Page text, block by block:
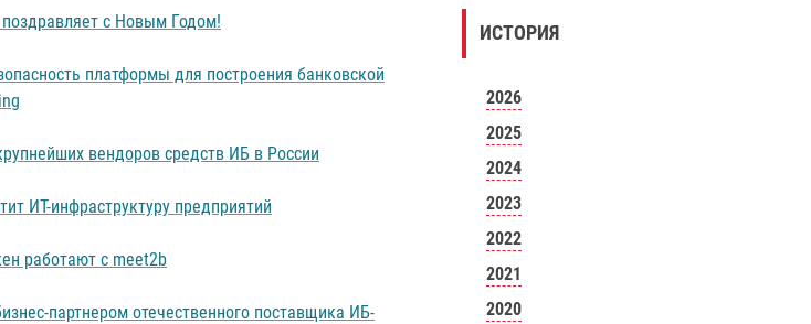
с Новым Годом!
платформы для построения банковской
вендоров средств ИБ в России
ИТ-инфраструктуру предприятий
работают с meet2b
партнером отечественного поставщика ИБ-
ИСТОРИЯ
2026
2025
2024
2023
2022
2021
2020